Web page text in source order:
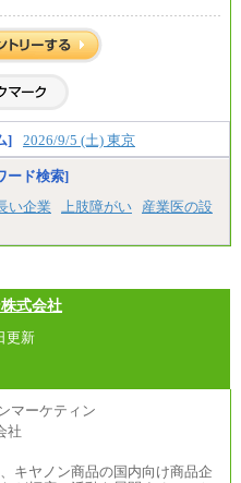
円
・能力を考慮の上、当社規程に
] 2026/9/5 (土) 東京
ード検索]
い企業 上肢障がい
産業医の設
式会社
更新
キヤノン商品の国内向け商品企